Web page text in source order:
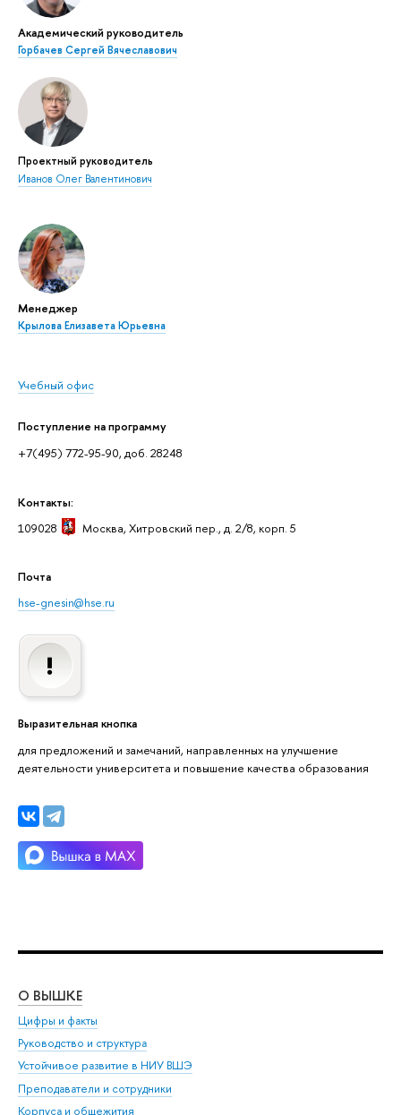
Академический руководитель
Горбачев Сергей Вячеславович
Проектный руководитель
Иванов Олег Валентинович
Менеджер
Крылова Елизавета Юрьевна
Учебный офис
Поступление на программу
+7(495) 772-95-90, доб. 28248
Контакты:
109028
Москва, Хитровский пер., д. 2/8, корп. 5
Почта
hse-gnesin@hse.ru
Выразительная кнопка
для предложений и замечаний, направленных на улучшение
деятельности университета и повышение качества образования
О ВЫШКЕ
Цифры и факты
Руководство и структура
Устойчивое развитие в НИУ ВШЭ
Преподаватели и сотрудники
Корпуса и общежития